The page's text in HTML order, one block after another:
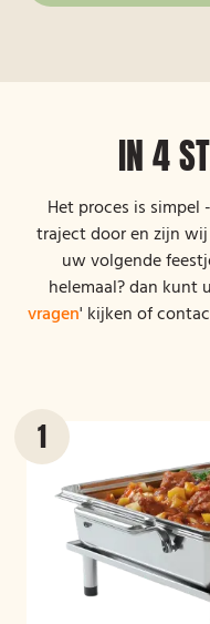
IN 4
Het proces is
traject door en zijn
uw volgende
helemaal? dan kunt
vragen' kijken of